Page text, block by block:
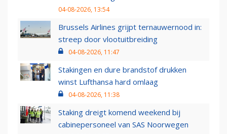
04-08-2026, 13:54
Brussels Airlines grijpt ternauwernood in:
streep door vlootuitbreiding
04-08-2026, 11:47
Stakingen en dure brandstof drukken
winst Lufthansa hard omlaag
04-08-2026, 11:38
Staking dreigt komend weekend bij
cabinepersoneel van SAS Noorwegen